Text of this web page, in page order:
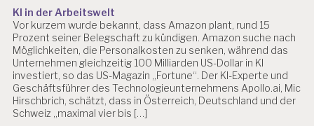
EI
T
P
S
Y
C
H
O
KI in der Arbeitswelt
Vor kurzem wurde bekannt, dass Amazon plant, rund 15
Prozent seiner Belegschaft zu kündigen. Amazon suche nach
Möglichkeiten, die Personalkosten zu senken, während das
Unternehmen gleichzeitig 100 Milliarden US-Dollar in KI
investiert, so das US-Magazin „Fortune“. Der KI-Experte und
Geschäftsführer des Technologieunternehmens Apollo.ai, Mic
Hirschbrich, schätzt, dass in Österreich, Deutschland und der
Schweiz „maximal vier bis […]